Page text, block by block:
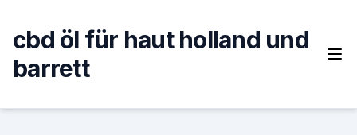
content
cbd öl für haut holland und
barrett